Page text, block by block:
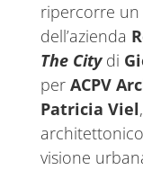
ripercorre
dell’azienda
The Citydi
per ACPV
Patricia Viel
visione